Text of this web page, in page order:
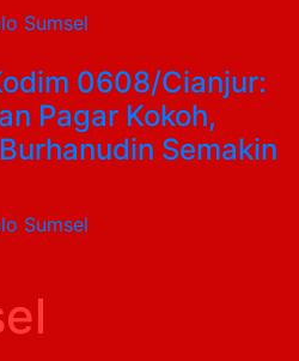
Sumsel
0608/Cianjur:
Pagar Kokoh,
Semakin
Sumsel